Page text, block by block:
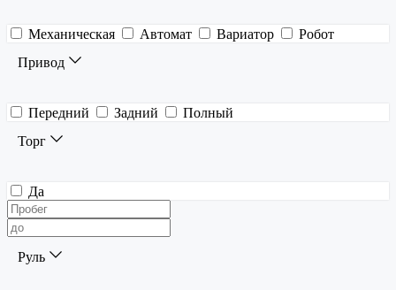
Механическая Автомат Вариатор
Робот
Привод
Передний Задний
Полный
Торг
Да
Руль